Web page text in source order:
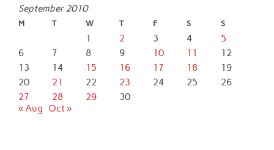
September 2010
M T W T F S S
1 2 3 4
5
6
7 8 9 10 11
12
13
14 15 16 17 18
19
20
21 22 23 24 25
26
27
28 29
30
« Aug
Oct »